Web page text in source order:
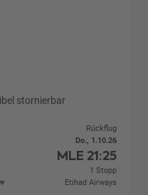
stornierbar
Rückflug
Do., 1.10.26
MLE 21:25
1 Stopp
Etihad Airways